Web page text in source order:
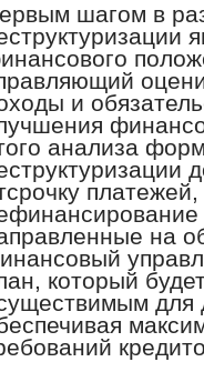
шагом в
и
анализа
на
который
для